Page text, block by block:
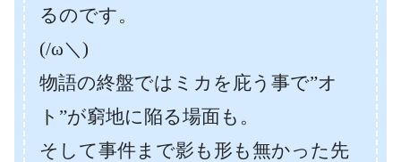
るのです。
(/ω＼)
物語の終盤ではミカを庇う事で”オ
ト”が窮地に陥る場面も。
そして事件まで影も形も無かった先